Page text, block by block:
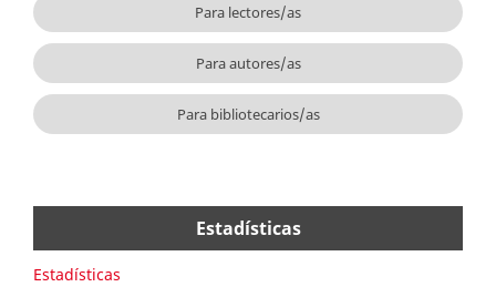
Para lectores/as
Para autores/as
Para bibliotecarios/as
Estadísticas
Estadísticas